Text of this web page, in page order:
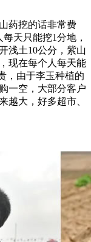
药挖的话非常费
天只能挖1分地，
浅土10公分，紫山
现在每个人每天能
，由于李玉种植的
一空，大部分客户
越大，好多超市、